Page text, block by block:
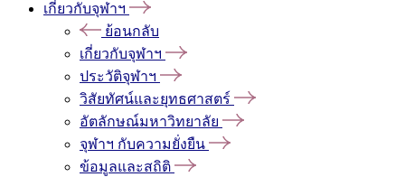
เกี่ยวกับจุฬาฯ
ย้อนกลับ
เกี่ยวกับจุฬาฯ
ประวัติจุฬาฯ
วิสัยทัศน์และยุทธศาสตร์
อัตลักษณ์มหาวิทยาลัย
จุฬาฯ กับความยั่งยืน
ข้อมูลและสถิติ